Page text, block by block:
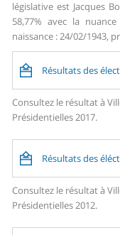
législative est Jacques
58,77% avec la
naissance : 24/02/1943,
Résultats des
Consultez le résultat à
Présidentielles 2017.
Résultats des
Consultez le résultat à
Présidentielles 2012.